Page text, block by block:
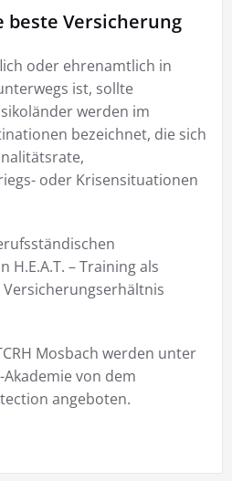
beste Versicherung
oder ehrenamtlich in
ist, sollte
werden im
bezeichnet, die sich
oder Krisensituationen
H.E.A.T. – Training als
Mosbach werden unter
Akademie von dem
angeboten.